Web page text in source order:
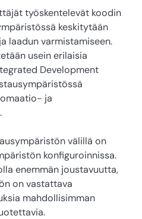
työskentelevät koodin
keskitytään
laadun varmistamiseen.
usein erilaisia
Development
ja
välillä on
konfiguroinnissa.
enemmän joustavuutta,
on vastattava
mahdollisimman